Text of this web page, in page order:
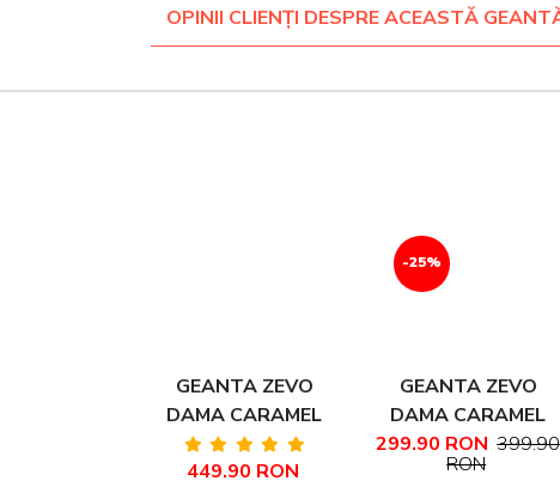
OPINII CLIENȚI DESPRE ACEASTĂ
GEANTA ZEVO
DAMA CARAMEL
PIELE NATURALA
TIP SHOPPER
449.90 RON
-25%
GEANTA ZEVO
DAMA CARAMEL
PIELE NATURALA
DETALIU LANT
299.90 RON 399.90
RON